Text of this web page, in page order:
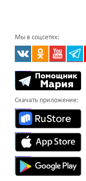
Мы в соцсетях:
Скачать приложение: